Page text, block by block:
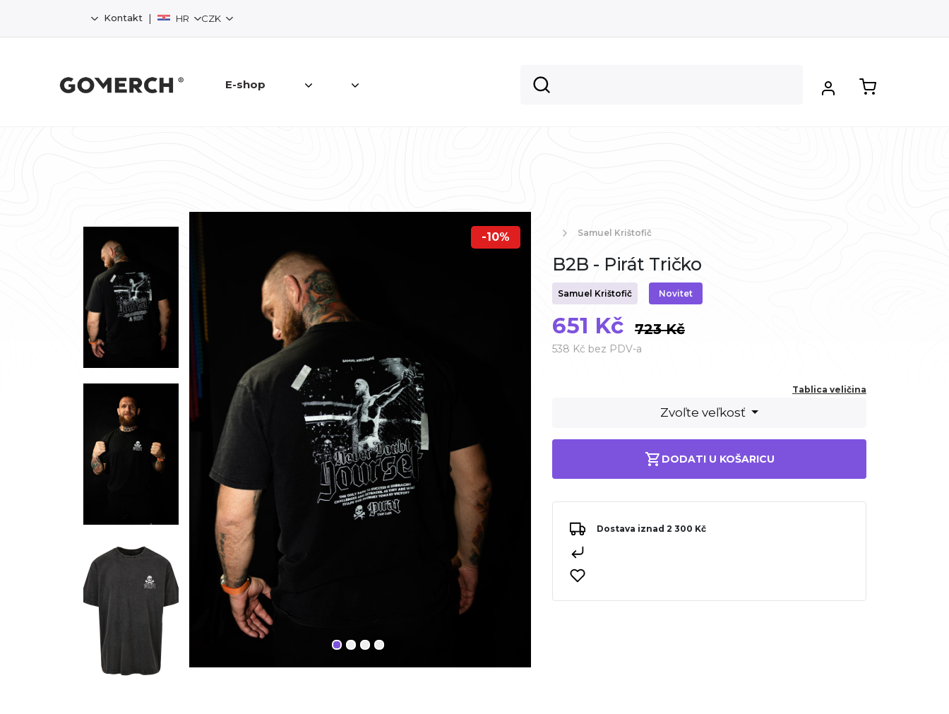
Kontakt | HR CZK
E-shop
-10% Samuel Krištofič
B2B - Pirát Tričko
Samuel Krištofič Novitet
651 Kč 723 Kč
538 Kč bez PDV-a
Tablica veličina
Zvoľte veľkosť
DODATI U KOŠARICU
Dostava iznad 2 300 Kč